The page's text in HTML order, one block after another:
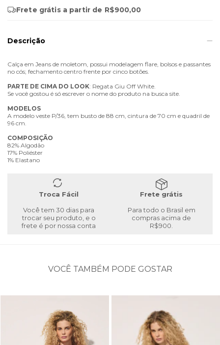
Frete grátis a partir de R$900,00
Descrição
Calça em Jeans de moletom, possui modelagem flare, bolsos e passantes
no cós; fechamento centro frente por cinco botões.
PARTE DE CIMA DO LOOK: Regata Giu Off White.
Se você gostou é só escrever o nome do produto na busca site.
MODELOS
A modelo veste P/36, tem busto de 88 cm, cintura de 70 cm e quadril de
96 cm.
COMPOSIÇÃO
82% Algodão
17% Poliéster
1% Elastano
Troca Fácil
Você tem 30 dias para
trocar seu produto, e o
frete é por nossa conta
Frete grátis
Para todo o Brasil em
compras acima de
R$900.
VOCÊ TAMBÉM PODE GOSTAR